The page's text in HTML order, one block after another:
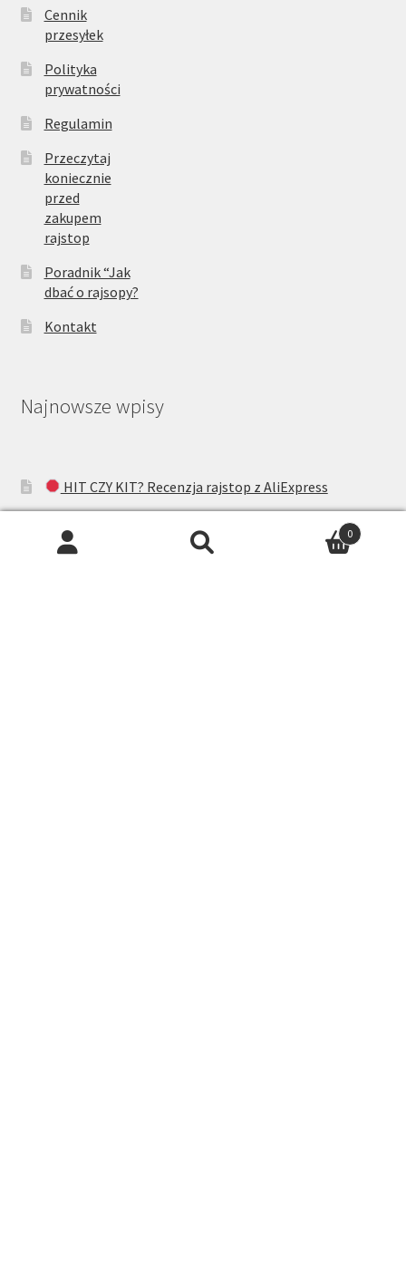
Cennik
przesyłek
Polityka
prywatności
Regulamin
Przeczytaj
koniecznie
przed
zakupem
rajstop
Poradnik “Jak
dbać o rajsopy?
Kontakt
Najnowsze wpisy
HIT CZY KIT? Recenzja rajstop z AliExpress
Gabriella matt effect w ciekawym odcieniu
0